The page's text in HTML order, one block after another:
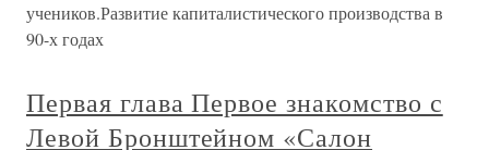
учеников.Развитие капиталистического производства в
90-х годах
Первая глава Первое знакомство с
Левой Бронштейном «Салон